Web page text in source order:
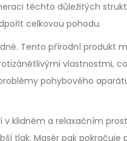
těchto důležitých
celkovou pohodu.
Tento přírodní produkt
vlastnostmi,
pohybového
v klidném a relaxačním
tlak. Masér pak